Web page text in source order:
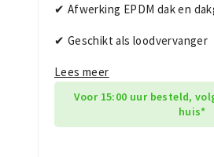
✔ Afwerking EPDM dak en
✔ Geschikt als loodvervanger
Lees meer
Voor 15:00 uur besteld,
huis*